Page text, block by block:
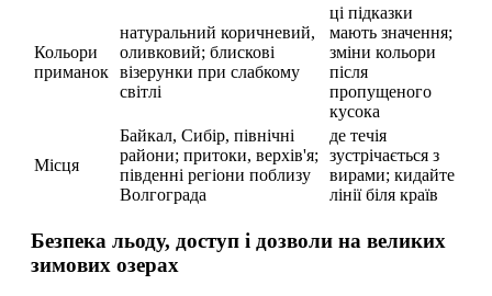
Кольори
приманок
натуральний коричневий,
оливковий; блискові
візерунки при слабкому
світлі
ці підказки
мають значення;
зміни кольори
після
пропущеного
кусока
Місця
Байкал, Сибір, північні
райони; притоки, верхів'я;
південні регіони поблизу
Волгограда
де течія
зустрічається з
вирами; кидайте
лінії біля країв
Безпека льоду, доступ і дозволи на великих
зимових озерах